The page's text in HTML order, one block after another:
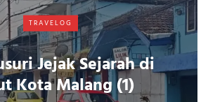
TRAVELOG
Jejak Sejarah di
Kota Malang (1)